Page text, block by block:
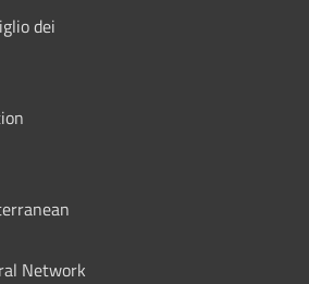
dei
Network